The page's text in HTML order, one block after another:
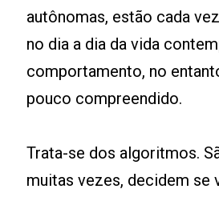
autônomas, estão cada
no dia a dia da vida
comportamento, no
pouco compreendido.
Trata-se dos algoritmos.
muitas vezes, decidem se